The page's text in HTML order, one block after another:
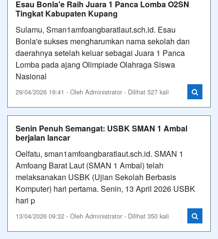
Esau Bonla'e Raih Juara 1 Panca Lomba O2SN
Tingkat Kabupaten Kupang
Sulamu, Sman1amfoangbaratlaut.sch.id. Esau
Bonla'e sukses mengharumkan nama sekolah dan
daerahnya setelah keluar sebagai Juara 1 Panca
Lomba pada ajang Olimpiade Olahraga Siswa
Nasional
29/04/2026 19:41 - Oleh Administrator - Dilihat 527 kali
Senin Penuh Semangat: USBK SMAN 1 Ambal
berjalan lancar
Oelfatu, sman1amfoangbaratlaut.sch.id. SMAN 1
Amfoang Barat Laut (SMAN 1 Ambal) telah
melaksanakan USBK (Ujian Sekolah Berbasis
Komputer) hari pertama. Senin, 13 April 2026 USBK
hari p
13/04/2026 09:32 - Oleh Administrator - Dilihat 350 kali